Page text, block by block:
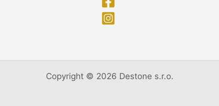
Copyright © 2026 Destone s.r.o.